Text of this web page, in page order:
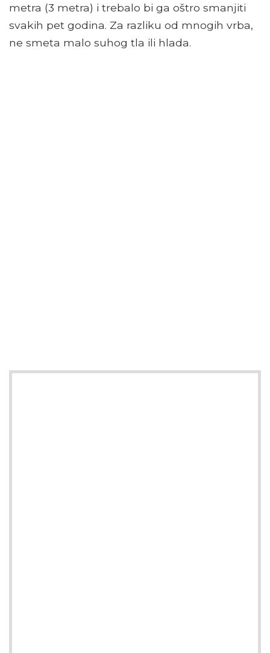
metra (3 metra) i trebalo bi ga oštro smanjiti
svakih pet godina. Za razliku od mnogih vrba,
ne smeta malo suhog tla ili hlada.